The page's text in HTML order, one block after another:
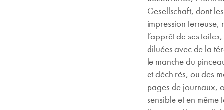
Gesellschaft, dont
impression terreuse,
l’apprêt de ses
diluées avec de la
le manche du
et déchirés, ou des
pages de journaux,
sensible et en